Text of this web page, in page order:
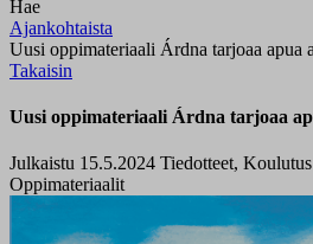
Hae
Ajankohtaista
Uusi oppimateriaali Árdna tarjoaa apua
Takaisin
Uusi oppimateriaali Árdna tarjoaa
Julkaistu 15.5.2024 Tiedotteet,
Oppimateriaalit